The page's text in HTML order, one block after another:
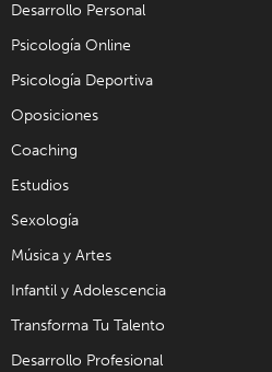
Desarrollo Personal
Psicología Online
Psicología Deportiva
Oposiciones
Coaching
Estudios
Sexología
Música y Artes
Infantil y Adolescencia
Transforma Tu Talento
Desarrollo Profesional